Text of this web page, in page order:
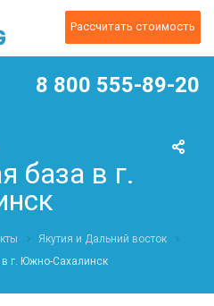
Рассчитать стоимость
8 800 555-89-20
база в г.
Якутия и Дальний восток
в г. Южно-Сахалинск